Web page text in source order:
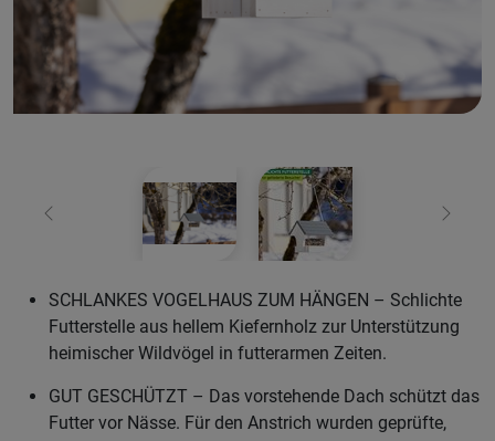
Zurück Weiter
SCHLANKES VOGELHAUS ZUM HÄNGEN – Schlichte
Futterstelle aus hellem Kiefernholz zur Unterstützung
heimischer Wildvögel in futterarmen Zeiten.
GUT GESCHÜTZT – Das vorstehende Dach schützt das
Futter vor Nässe. Für den Anstrich wurden geprüfte,